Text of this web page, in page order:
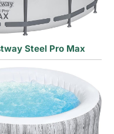
Steel Pro Max